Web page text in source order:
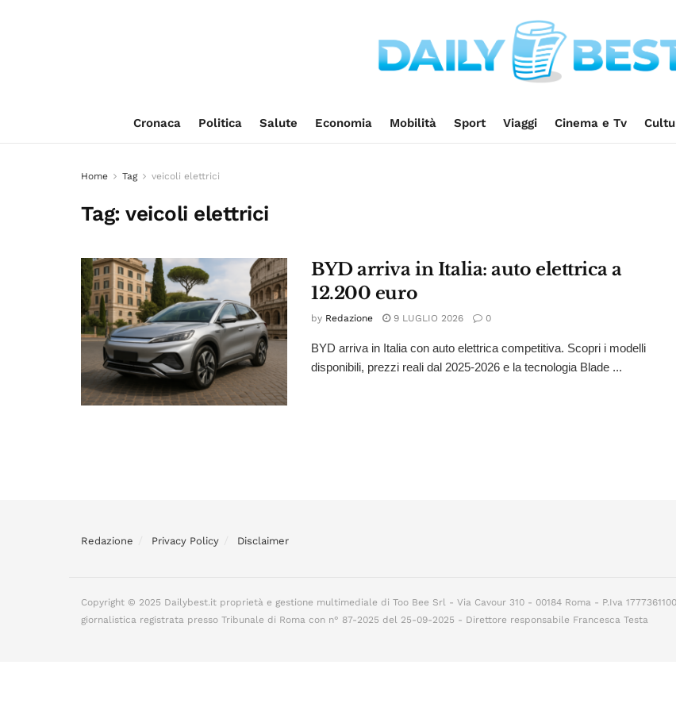
Cronaca Politica Salute Economia Mobilità Sport Viaggi Cinema e Tv
Home Tag veicoli elettrici
Tag:veicoli elettrici
BYD arriva in Italia: auto elettrica a
12.200 euro
by Redazione 9 LUGLIO 2026 0
BYD arriva in Italia con auto elettrica competitiva. Scopri i modelli
disponibili, prezzi reali dal 2025-2026 e la tecnologia Blade ...
Redazione Privacy Policy Disclaimer
Copyright © 2025 Dailybest.it proprietà e gestione multimediale di Too Bee Srl - Via Cavour 310 - 00184 Roma - P.Iva
giornalistica registrata presso Tribunale di Roma con n° 87-2025 del 25-09-2025 - Direttore responsabile Francesca Testa